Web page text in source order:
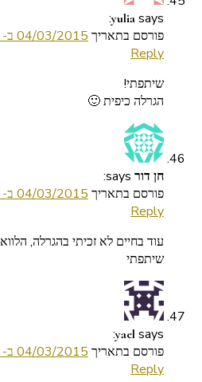
yulia says:
פורסם בתאריך 04/03/2015 ב- 10:01
Reply
שיתפתי!
הגרלה כיפית 🙂
חן דור says:
פורסם בתאריך 04/03/2015 ב- 08:37
Reply
עוד בחיים לא זכיתי בהגרלה,
שיתפתי
yael says:
פורסם בתאריך 04/03/2015 ב- 08:31
Reply